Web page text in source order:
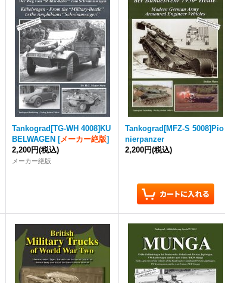
Tankograd [TG-WH 4008]KU
BELWAGEN [メーカー絶版]
2,200円(税込)
メーカー絶版
Tankograd [MFZ-S 5008]Pio
nierpanzer
2,200円(税込)